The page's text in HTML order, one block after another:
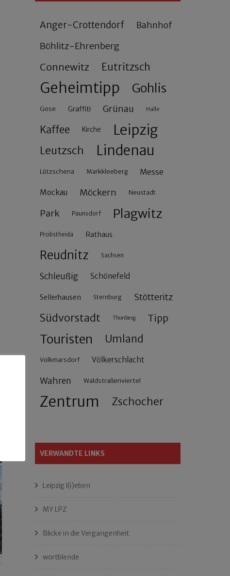
Anger-Crottendorf Bahnhof
Böhlitz-Ehrenberg
Connewitz Eutritzsch
Geheimtipp Gohlis
Gose Graffiti Grünau Halle
Kaffee Kirche Leipzig
Leutzsch Lindenau
Lützschena Markkleeberg Messe
Mockau Möckern Neustadt
Park Paunsdorf Plagwitz
Probstheida Rathaus
Reudnitz Sachsen
Schleußig Schönefeld
Sellerhausen Sternburg Stötteritz
Südvorstadt Thonberg Tipp
Touristen Umland
Volkmarsdorf Völkerschlacht
Wahren Waldstraßenviertel
Zentrum Zschocher
VERWANDTE LINKS
Leipzig l(i)eben
MY LPZ
Blicke in die Vergangenheit
wortblende